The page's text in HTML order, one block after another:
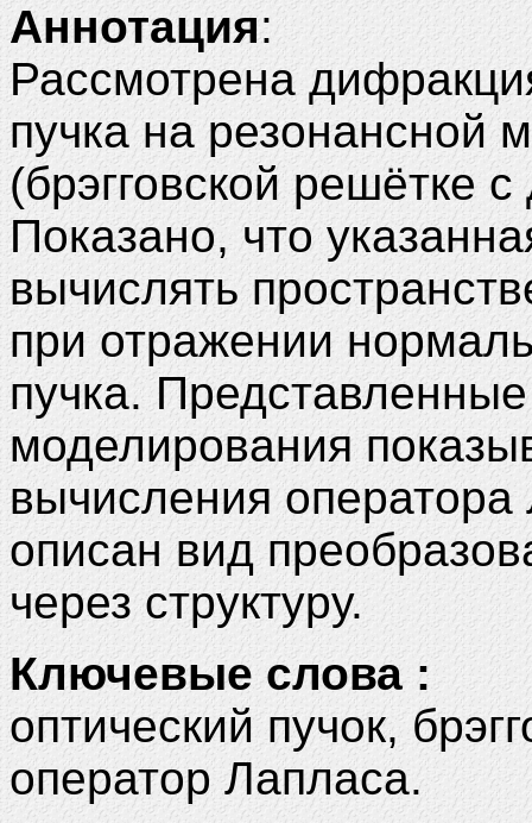
Аннотация:
Рассмотрена
пучка на резонансной
(брэгговской решётке
Показано, что
вычислять
при отражении
пучка.
моделирования
вычисления
описан вид
через структуру.
Ключевые слова :
оптический пучок,
оператор Лапласа.